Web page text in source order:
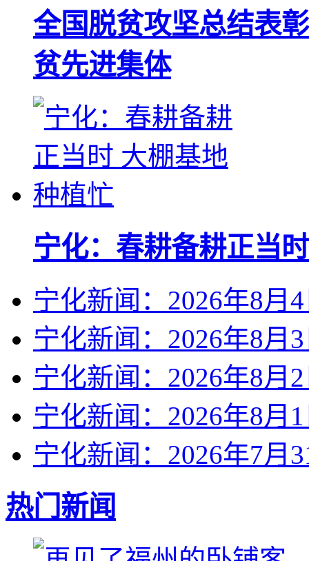
全国脱贫攻坚总结表
贫先进集体
宁化：春耕备耕正当
宁化新闻：2026年8月
宁化新闻：2026年8月
宁化新闻：2026年8月
宁化新闻：2026年8月
宁化新闻：2026年7月
热门新闻